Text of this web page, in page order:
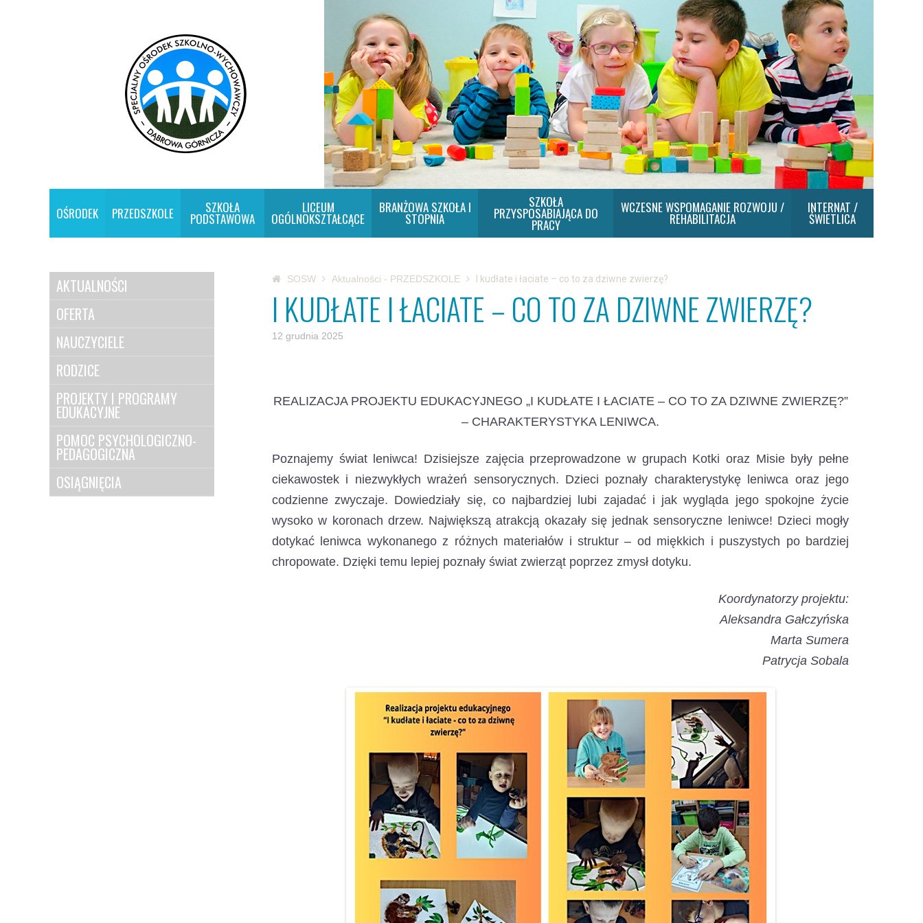
OŚRODEK PRZEDSZKOLE SZKOŁA
PODSTAWOWA
LICEUM
OGÓLNOKSZTAŁCĄCE
BRANŻOWA SZKOŁA I
STOPNIA
SZKOŁA
PRZYSPOSABIAJĄCA DO
PRACY
WCZESNE WSPOMAGANIE ROZWOJU /
REHABILITACJA
INTERNAT /
ŚWIETLICA
AKTUALNOŚCI
OFERTA
NAUCZYCIELE
RODZICE
PROJEKTY I PROGRAMY
EDUKACYJNE
POMOC PSYCHOLOGICZNO-
PEDAGOGICZNA
OSIĄGNIĘCIA
SOSW Aktualności - PRZEDSZKOLE I kudłate i łaciate – co to za dziwne zwierzę?
I KUDŁATE I ŁACIATE – CO TO ZA DZIWNE ZWIERZĘ?
12 grudnia 2025
REALIZACJA PROJEKTU EDUKACYJNEGO „I KUDŁATE I ŁACIATE – CO TO ZA DZIWNE ZWIERZĘ?”
– CHARAKTERYSTYKA LENIWCA.
Poznajemy świat leniwca! Dzisiejsze zajęcia przeprowadzone w grupach Kotki oraz Misie były pełne
ciekawostek i niezwykłych wrażeń sensorycznych. Dzieci poznały charakterystykę leniwca oraz jego
codzienne zwyczaje. Dowiedziały się, co najbardziej lubi zajadać i jak wygląda jego spokojne życie
wysoko w koronach drzew. Największą atrakcją okazały się jednak sensoryczne leniwce! Dzieci mogły
dotykać leniwca wykonanego z różnych materiałów i struktur – od miękkich i puszystych po bardziej
chropowate. Dzięki temu lepiej poznały świat zwierząt poprzez zmysł dotyku.
Koordynatorzy projektu:
Aleksandra Gałczyńska
Marta Sumera
Patrycja Sobala